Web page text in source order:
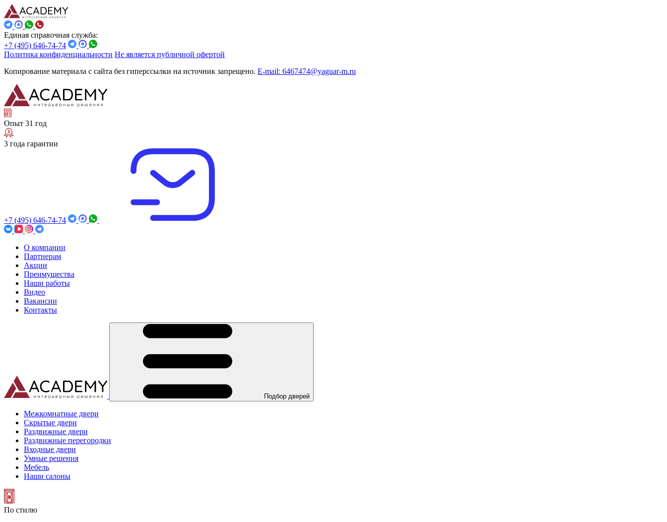
Единая справочная служба:
+7 (495) 646-74-74
Политика конфиденциальности Не является публичной офертой
Копирование материала с сайта без гиперссылки на источник запрещено. E-mail: 6467474@yaguar-m.ru
Опыт 31 год
3 года гарантии
+7 (495) 646-74-74
О компании
Партнерам
Акции
Преимущества
Наши работы
Видео
Вакансии
Контакты
Подбор дверей
Межкомнатные двери
Скрытые двери
Раздвижные двери
Раздвижные перегородки
Входные двери
Умные решения
Мебель
Наши салоны
По стилю